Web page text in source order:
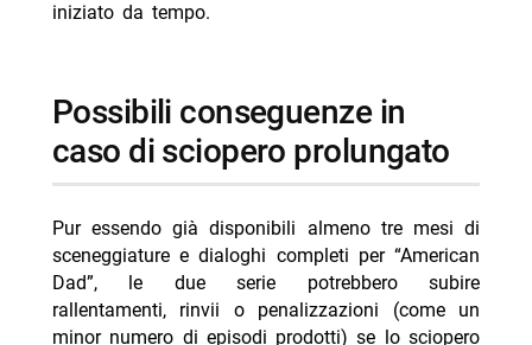
iniziato da tempo.
Possibili conseguenze in
caso di sciopero prolungato
Pur essendo già disponibili almeno tre mesi di
sceneggiature e dialoghi completi per “American
Dad”, le due serie potrebbero subire
rallentamenti, rinvii o penalizzazioni (come un
minor numero di episodi prodotti) se lo sciopero